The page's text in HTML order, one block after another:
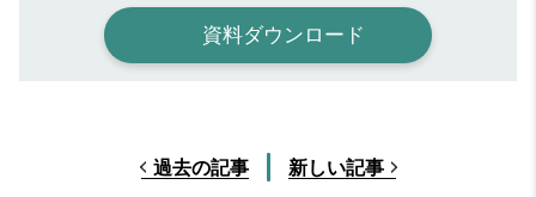
資料ダウンロード
過去の記事 新しい記事